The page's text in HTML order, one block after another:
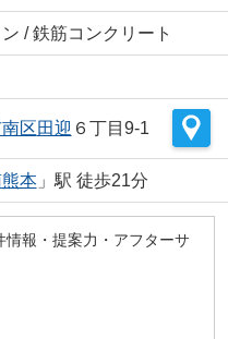
/ 鉄筋コンクリート
区田迎 ６丁目9-1
本」駅 徒歩21分
情報・提案力・アフターサ